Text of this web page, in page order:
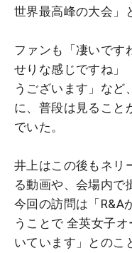
世界最高峰の大会」
ファンも「凄いです
せりな感じですね」
うございます」など
に、普段は見ること
でいた。
井上はこの後もネリ
る動画や、会場内で
今回の訪問は「R&A
うことで 全英女子
いています」とのこ